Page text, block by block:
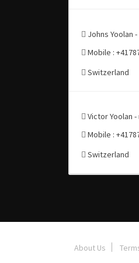
Johns
Mobile :
Switzerland
Victor
Mobile :
Switzerland
About Us